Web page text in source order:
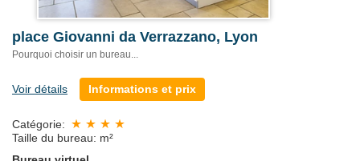
place Giovanni da Verrazzano, Lyon
Pourquoi choisir un bureau...
Voir détails Informations et prix
Catégorie:
Taille du bureau: m²